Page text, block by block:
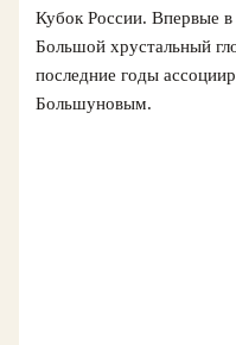
Кубок России. Впервые в
Большой хрустальный
последние годы
Большуновым.